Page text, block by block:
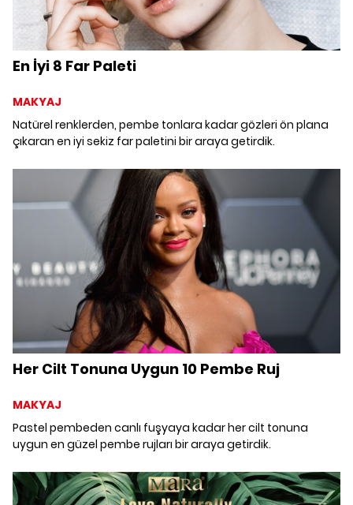
En İyi 8 Far Paleti
MAKYAJ
Natürel renklerden, pembe tonlara kadar gözleri ön plana
çıkaran en iyi sekiz far paletini bir araya getirdik.
Her Cilt Tonuna Uygun 10 Pembe Ruj
MAKYAJ
Pastel pembeden canlı fuşyaya kadar her cilt tonuna
uygun en güzel pembe rujları bir araya getirdik.